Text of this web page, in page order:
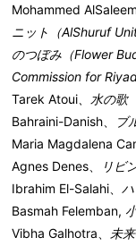
Mohammed AlSaleem
ニット（AlShuruf
のつぼみ（Flower
Commission for
Tarek Atoui 、水の
Bahraini-Danish
ブ
Maria Magdalena
Agnes Denes
リビ
Ibrahim El-Salahi 、
Basmah Felemban,
Vibha Galhotra
未